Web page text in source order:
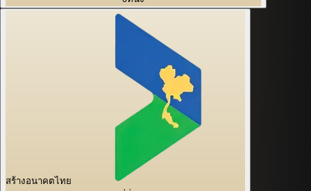
สร้างอนาคตไทย